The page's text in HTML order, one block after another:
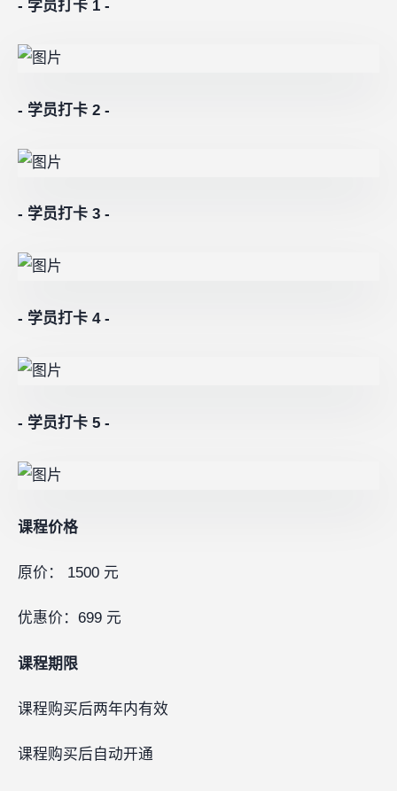
- 学员打卡 1 -
- 学员打卡 2 -
- 学员打卡 3 -
- 学员打卡 4 -
- 学员打卡 5 -
课程价格
原价： 1500 元
优惠价：699 元
课程期限
课程购买后两年内有效
课程购买后自动开通